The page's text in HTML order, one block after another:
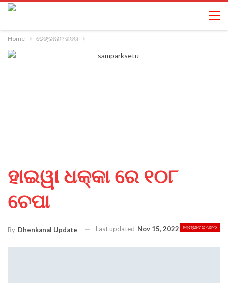
Home ଢେଙ୍କାନାଳ ଖବର
ହାଇୱା ଧକ୍କା ରେ ୧୦୮
ଚେପା
ଢେଙ୍କାନାଳ ଖବର
By Dhenkanal Update Last updated Nov 15, 2022